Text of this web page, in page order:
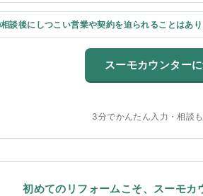
相談後にしつこい営業や契約を迫られることはあ
スーモカウンター
3分でかんたん入力・相談
初めてのリフォームこそ、スーモカ